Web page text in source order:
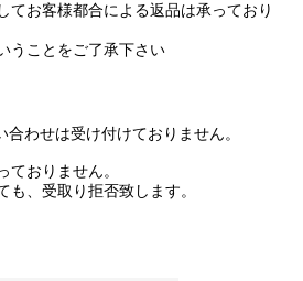
てお客様都合による返品は承っており
うことをご了承下さい
わせは受け付けておりません。
ておりません。
、受取り拒否致します。